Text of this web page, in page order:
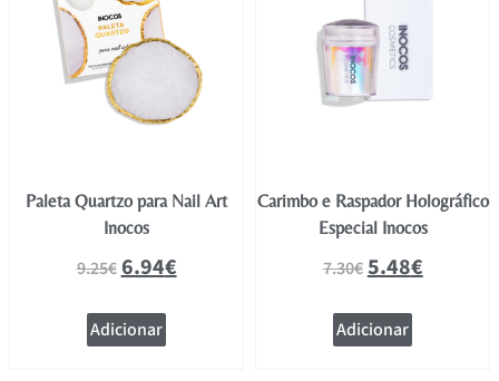
Paleta Quartzo para Nail Art
Inocos
9.25€6.94€
Adicionar
Carimbo e Raspador Holográfico
Especial Inocos
7.30€5.48€
Adicionar